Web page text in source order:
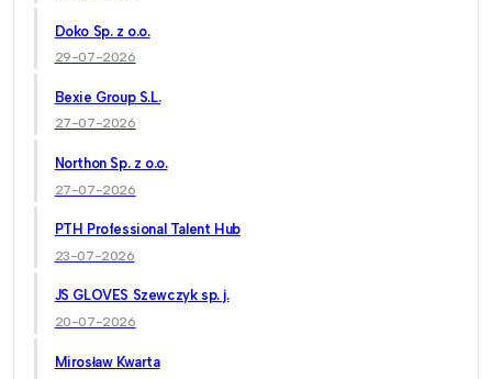
Doko Sp. z o.o.
29-07-2026
Bexie Group S.L.
27-07-2026
Northon Sp. z o.o.
27-07-2026
PTH Professional Talent Hub
23-07-2026
JS GLOVES Szewczyk sp. j.
20-07-2026
Mirosław Kwarta